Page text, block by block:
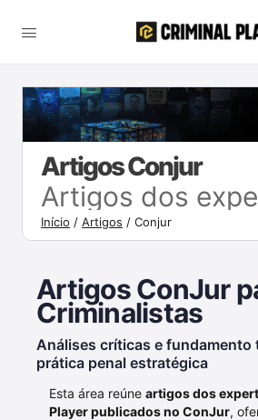
Artigos Conjur
Início /Artigos /Conjur
Artigos ConJur
Criminalistas
Análises críticas e fundamento
prática penal estratégica
Esta área reúne artigos dos
Player publicados no ConJur,